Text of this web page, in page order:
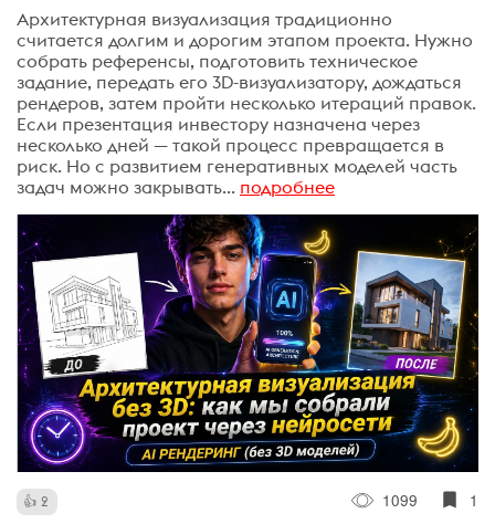
Архитектурная визуализация традиционно
считается долгим и дорогим этапом проекта. Нужно
собрать референсы, подготовить техническое
задание, передать его 3D-визуализатору, дождаться
рендеров, затем пройти несколько итераций правок.
Если презентация инвестору назначена через
несколько дней — такой процесс превращается в
риск. Но с развитием генеративных моделей часть
задач можно закрывать... подробнее
2 1099 1